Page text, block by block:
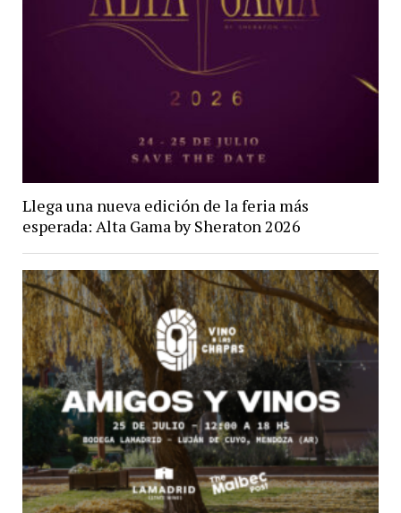
Llega una nueva edición de la feria más
esperada: Alta Gama by Sheraton 2026